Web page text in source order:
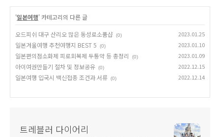
'일본여행' 카테고리의 다른 글
오드피쉬 대구 산리오 많은 동성로소품샵 (0) 2023.01.25
일본겨울여행 추천여행지 BEST 5 (0) 2023.01.10
일본편의점소화제 피로회복제 두통약 등 총정리 (0) 2023.01.09
아이여권만들기 절차 및 정보공유 (0) 2022.12.15
일본여행 입국시 백신접종 조건과 서류 (0) 2022.12.14
트레블러 다이어리